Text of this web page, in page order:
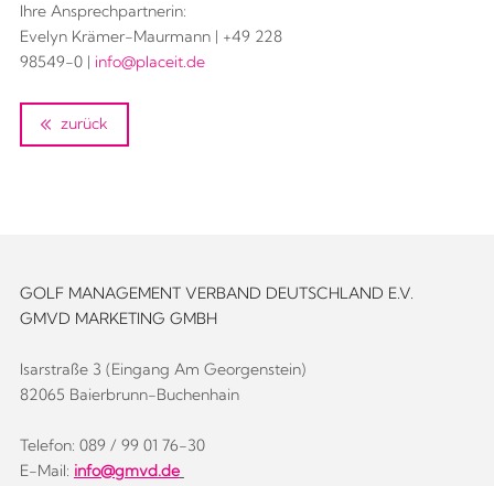
Ihre Ansprechpartnerin:
Evelyn Krämer-Maurmann | +49 228
98549-0 | info@placeit.de
zurück
GOLF MANAGEMENT VERBAND DEUTSCHLAND E.V.
GMVD MARKETING GMBH
Isarstraße 3 (Eingang Am Georgenstein)
82065 Baierbrunn-Buchenhain
Telefon: 089 / 99 01 76-30
E-Mail: info@gmvd.de